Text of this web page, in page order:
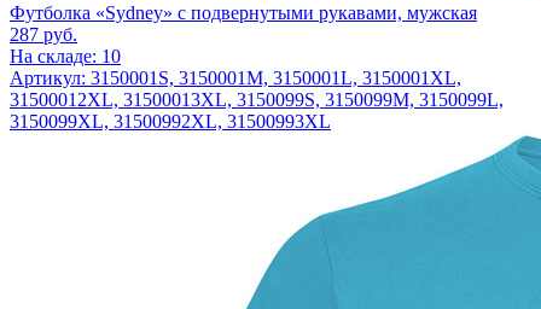
Футболка «Sydney» с подвернутыми рукавами, мужская
287 руб.
На складе: 10
Артикул: 3150001S, 3150001M, 3150001L, 3150001XL,
31500012XL, 31500013XL, 3150099S, 3150099M, 3150099L,
3150099XL, 31500992XL, 31500993XL